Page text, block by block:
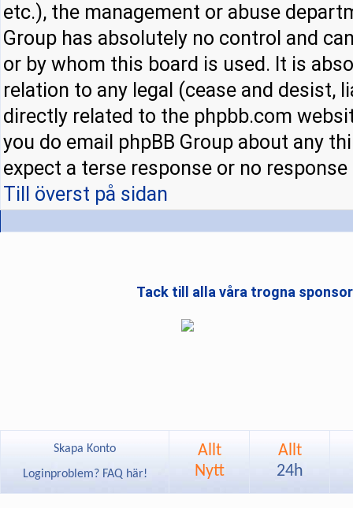
etc.), the management or abuse
Group has absolutely no control and
or by whom this board is used. It is
relation to any legal (cease and desist,
directly related to the phpbb.com
you do email phpBB Group about any
expect a terse response or no response
Till överst på sidan
Tack till alla våra trogna
Skapa Konto
Loginproblem? FAQ här!
Allt
Nytt
Allt
24h